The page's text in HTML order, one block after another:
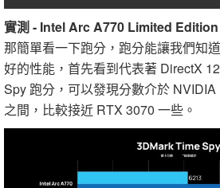
實測 - Intel Arc A770 Limited Edition
那簡單看一下跑分，跑分能讓我們知
好的性能，首先看到代表著 DirectX
Spy 跑分，可以發現分數介於
之間，比較接近 RTX 3070 一些。